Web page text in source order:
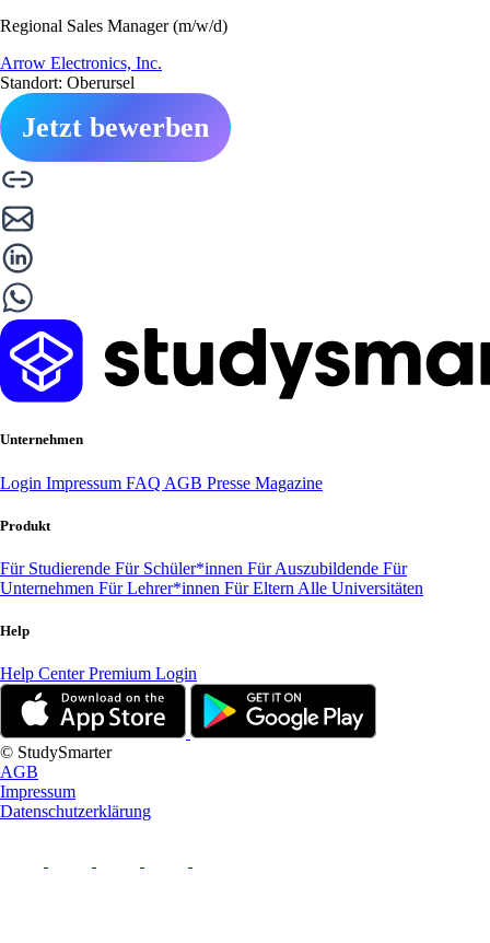
Regional Sales Manager (m/w/d)
Arrow Electronics, Inc.
Standort: Oberursel
Jetzt bewerben
Unternehmen
Login Impressum FAQ AGB Presse Magazine
Produkt
Für Studierende Für Schüler*innen Für Auszubildende Für
Unternehmen Für Lehrer*innen Für Eltern Alle Universitäten
Help
Help CenterPremium Login
© StudySmarter
AGB
Impressum
Datenschutzerklärung